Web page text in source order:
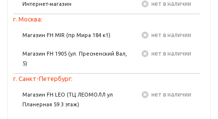
Интернет-магазин Нет в наличии
г. Москва:
Магазин FH MIR (пр Мира 184 к1) Нет в наличии
Магазин FH 1905 (ул. Пресненский Вал,
5)
Нет в наличии
г. Санкт-Петербург:
Магазин FH LEO (ТЦ ЛЕОМОЛЛ ул
Планерная 59 3 этаж)
Нет в наличии